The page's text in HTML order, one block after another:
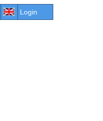
Login